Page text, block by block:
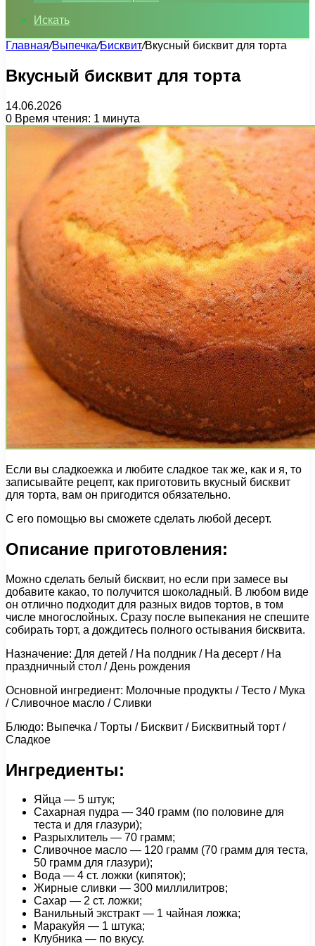
Искать
Главная/Выпечка/Бисквит/Вкусный бисквит для торта
Вкусный бисквит для торта
14.06.2026
0 Время чтения: 1 минута
Если вы сладкоежка и любите сладкое так же, как и я, то
записывайте рецепт, как приготовить вкусный бисквит
для торта, вам он пригодится обязательно.
С его помощью вы сможете сделать любой десерт.
Описание приготовления:
Можно сделать белый бисквит, но если при замесе вы
добавите какао, то получится шоколадный. В любом виде
он отлично подходит для разных видов тортов, в том
числе многослойных. Сразу после выпекания не спешите
собирать торт, а дождитесь полного остывания бисквита.
Назначение: Для детей / На полдник / На десерт / На
праздничный стол / День рождения
Основной ингредиент: Молочные продукты / Тесто / Мука
/ Сливочное масло / Сливки
Блюдо: Выпечка / Торты / Бисквит / Бисквитный торт /
Сладкое
Ингредиенты:
Яйца — 5 штук;
Сахарная пудра — 340 грамм (по половине для
теста и для глазури);
Разрыхлитель — 70 грамм;
Сливочное масло — 120 грамм (70 грамм для теста,
50 грамм для глазури);
Вода — 4 ст. ложки (кипяток);
Жирные сливки — 300 миллилитров;
Сахар — 2 ст. ложки;
Ванильный экстракт — 1 чайная ложка;
Маракуйя — 1 штука;
Клубника — по вкусу.